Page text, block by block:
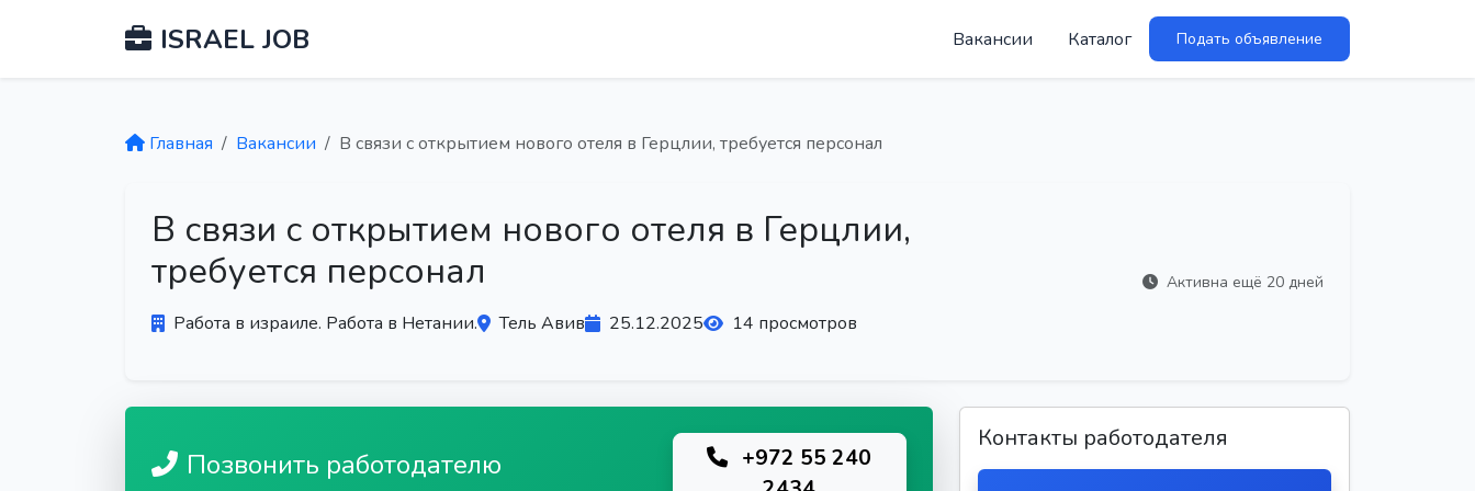
ISRAEL JOB Вакансии Каталог Подать объявление
Главная Вакансии В связи с открытием нового отеля в Герцлии, требуется персонал
В связи с открытием нового отеля в Герцлии,
требуется персонал
Работа в израиле. Работа в Нетании. Тель Авив 25.12.2025 14 просмотров
Активна ещё 20 дней
Позвонить работодателю
+972 55 240
Контакты работодателя